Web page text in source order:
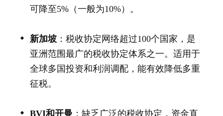
可降至5%（一般为10%）。
新加坡：税收协定网络超过100个国家，是
亚洲范围最广的税收协定体系之一。适用于
全球多国投资和利润调配，能有效降低多重
征税。
BVI和开曼 ：缺乏广泛的税收协定，资金直